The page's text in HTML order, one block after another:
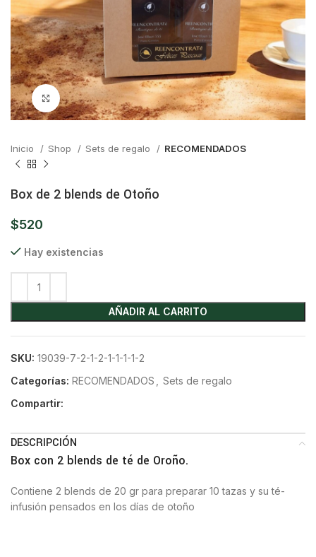
Click para ampliar
Inicio Shop Sets de regalo RECOMENDADOS
Box de 2 blends de Otoño
$520
Hay existencias
AÑADIR AL CARRITO
SKU: 19039-7-2-1-2-1-1-1-1-2
Categorías: RECOMENDADOS
Sets de regalo
Compartir:
DESCRIPCIÓN
Box con 2 blends de té de Oroño.
Contiene 2 blends de 20 gr para preparar 10 tazas y su té-
infusión pensados en los días de otoño